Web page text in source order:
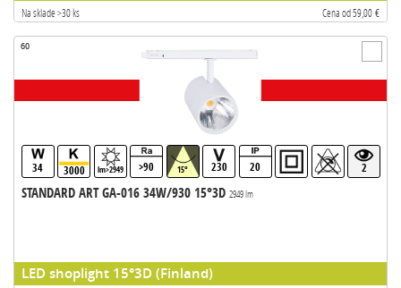
Na sklade >30 ks Cena od 59,00 €
60
34 3000 lm>2949 >90 15° 230 20 2
STANDARD ART GA-016 34W/930 15°3D 2949 lm
LED shoplight 15°3D (Finland)